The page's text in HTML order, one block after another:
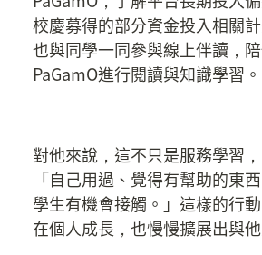
校慶募得的部分資金投入相關
也與同學一同參與線上伴讀，
PaGamO進行閱讀與知識學習。
對他來說，這不只是服務學習
「自己用過、覺得有幫助的東
學生有機會接觸。」這樣的行
在個人成長，也慢慢擴展出與